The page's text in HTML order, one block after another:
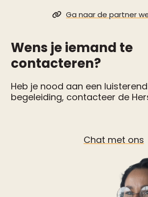
Ga naar de partner
Wens je iemand te
contacteren?
Heb je nood aan een
begeleiding, contacteer de
Chat met ons